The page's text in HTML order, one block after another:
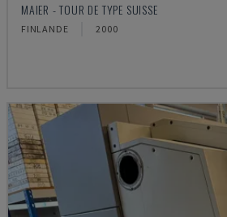
MAIER - TOUR DE TYPE SUISSE
FINLANDE 2000